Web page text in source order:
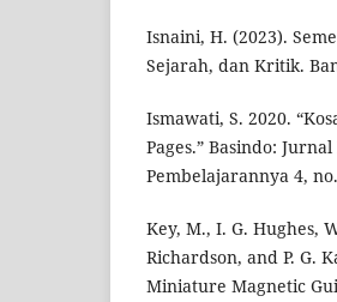
Isnaini, H. (2023).
Sejarah, dan Kritik.
Ismawati, S. 2020.
Pages.” Basindo:
Pembelajarannya 4,
Key, M., I. G. Hughes,
Richardson, and P. G.
Miniature Magnetic